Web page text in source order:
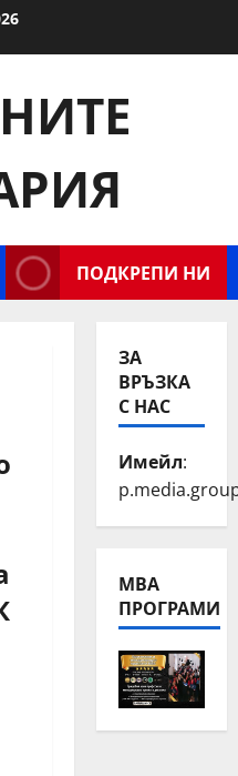
ПОДКРЕПИ НИ
ЗА
ВРЪЗКА
С НАС
Имейл:
МВА
ПРОГРАМИ